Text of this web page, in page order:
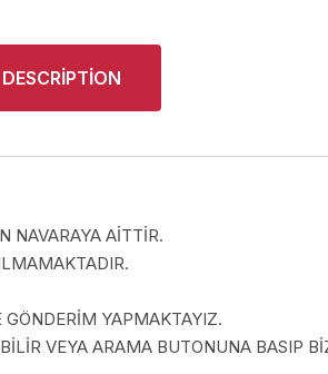
DESCRIPTION
NAVARAYA AİTTİR.
YAPMAKTAYIZ.
VEYA ARAMA BUTONUNA BASIP